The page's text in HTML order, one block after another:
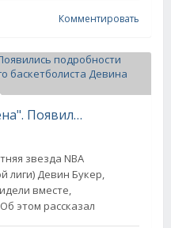
Комментировать
"Ирина им очень увлечена". Появились подробности романа Ирины Шейк и 29-летнего баскетболиста Девина Букера
звезда NBA
лиги) Девин Букер,
вместе,
этом рассказал